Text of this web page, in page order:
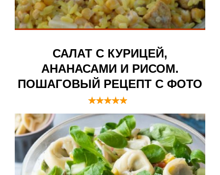
САЛАТ С КУРИЦЕЙ,
АНАНАСАМИ И РИСОМ.
ПОШАГОВЫЙ РЕЦЕПТ С ФОТО